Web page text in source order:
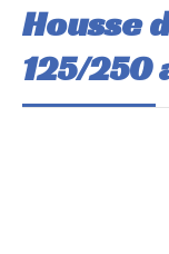
Housse
125/250